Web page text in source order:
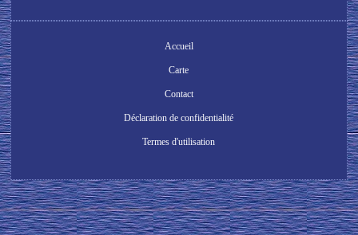
Accueil
Carte
Contact
Déclaration de confidentialité
Termes d'utilisation